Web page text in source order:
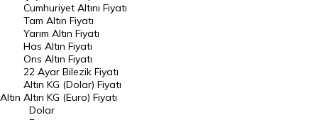
Endeksler
DÖVİZ
Döviz Kuru
Dolar Kuru
Euro Kuru
Altın
Cumhuriyet Altını Fiyatı
Tam Altın Fiyatı
Yarım Altın Fiyatı
Has Altın Fiyatı
Ons Altın Fiyatı
22 Ayar Bilezik Fiyatı
Altın KG (Dolar) Fiyatı
Altın KG (Euro) Fiyatı
Dolar